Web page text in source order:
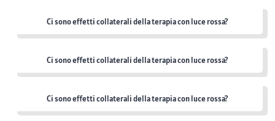
Ci sono effetti collaterali della terapia con luce rossa?
Ci sono effetti collaterali della terapia con luce rossa?
Ci sono effetti collaterali della terapia con luce rossa?